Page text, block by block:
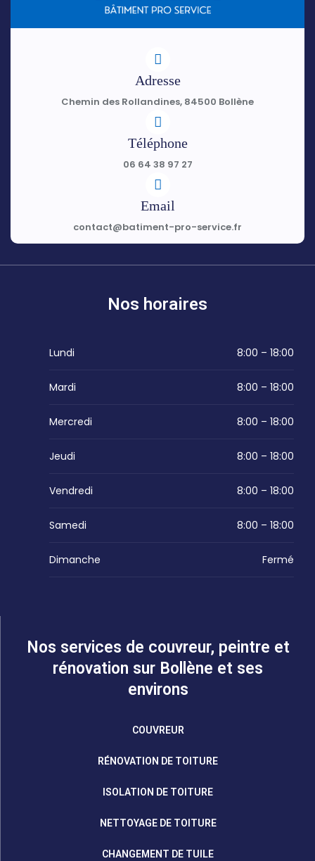
Adresse
Chemin des Rollandines, 84500 Bollène
Téléphone
06 64 38 97 27
Email
contact@batiment-pro-service.fr
Nos horaires
Lundi 8:00 – 18:00
Mardi 8:00 – 18:00
Mercredi 8:00 – 18:00
Jeudi 8:00 – 18:00
Vendredi 8:00 – 18:00
Samedi 8:00 – 18:00
Dimanche Fermé
Nos services de couvreur, peintre et
rénovation sur Bollène et ses
environs
COUVREUR
RÉNOVATION DE TOITURE
ISOLATION DE TOITURE
NETTOYAGE DE TOITURE
CHANGEMENT DE TUILE